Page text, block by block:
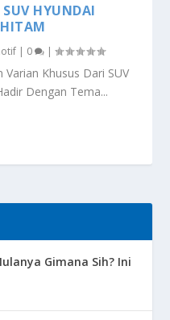
HYUNDAI
| 0 |
Khusus Dari SUV
Dengan Tema...
Gimana Sih? Ini